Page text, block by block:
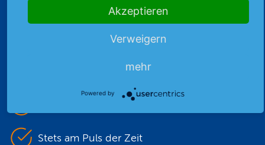
Premiumpartner
Stets am Puls der Zeit
Akzeptieren
Verweigern
mehr
Powered by